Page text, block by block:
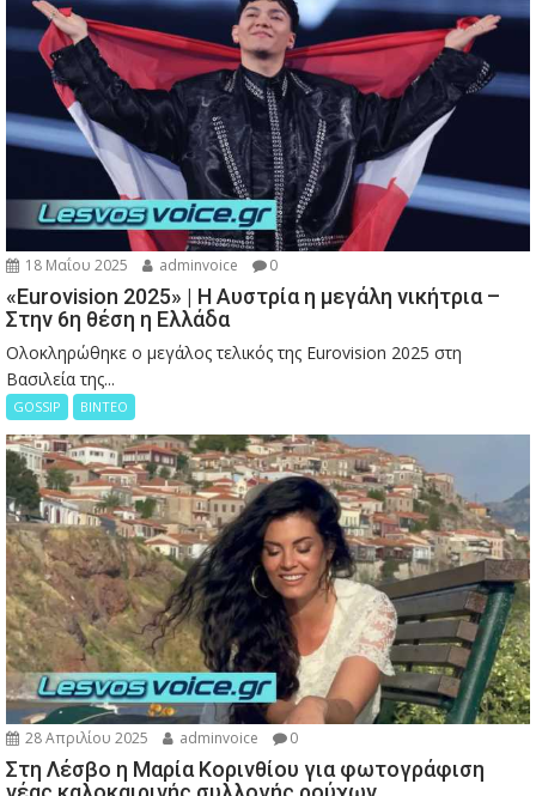
18 Μαΐου 2025 adminvoice 0
«Eurovision 2025» | Η Αυστρία η μεγάλη νικήτρια –
Στην 6η θέση η Ελλάδα
Ολοκληρώθηκε ο μεγάλος τελικός της Eurovision 2025 στη
Βασιλεία της...
GOSSIP ΒΙΝΤΕΟ
28 Απριλίου 2025 adminvoice 0
Στη Λέσβο η Μαρία Κορινθίου για φωτογράφιση